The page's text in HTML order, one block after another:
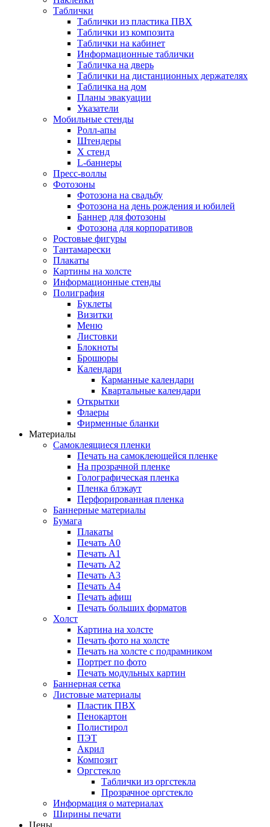
Таблички
Таблички из пластика ПВХ
Таблички из композита
Таблички на кабинет
Информационные таблички
Табличка на дверь
Таблички на дистанционных держателях
Табличка на дом
Планы эвакуации
Указатели
Мобильные стенды
Ролл-апы
Штендеры
Х стенд
L-баннеры
Пресс-воллы
Фотозоны
Фотозона на свадьбу
Фотозона на день рождения и юбилей
Баннер для фотозоны
Фотозона для корпоративов
Ростовые фигуры
Тантамарески
Плакаты
Картины на холсте
Информационные стенды
Полиграфия
Буклеты
Визитки
Меню
Листовки
Блокноты
Брошюры
Календари
Карманные календари
Квартальные календари
Открытки
Флаеры
Фирменные бланки
Материалы
Самоклеящиеся пленки
Печать на самоклеющейся пленке
На прозрачной пленке
Голографическая пленка
Пленка блэкаут
Перфорированная пленка
Баннерные материалы
Бумага
Плакаты
Печать А0
Печать А1
Печать А2
Печать А3
Печать А4
Печать афиш
Печать больших форматов
Холст
Картина на холсте
Печать фото на холсте
Печать на холсте с подрамником
Портрет по фото
Печать модульных картин
Баннерная сетка
Листовые материалы
Пластик ПВХ
Пенокартон
Полистирол
ПЭТ
Акрил
Композит
Оргстекло
Таблички из оргстекла
Прозрачное оргстекло
Информация о материалах
Ширины печати
Цены